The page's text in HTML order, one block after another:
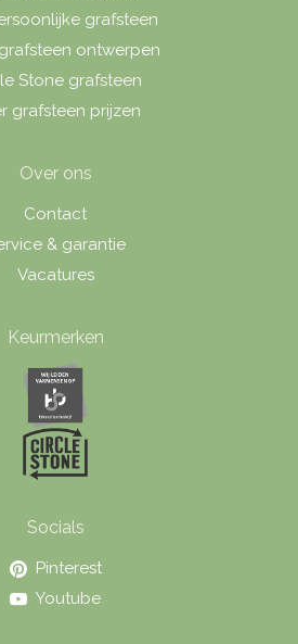
grafsteen
ontwerpen
Stone grafsteen
grafsteen prijzen
Over ons
Contact
& garantie
Vacatures
Keurmerken
Socials
Pinterest
Youtube